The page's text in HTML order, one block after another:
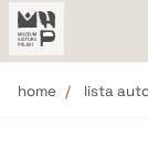
home lista